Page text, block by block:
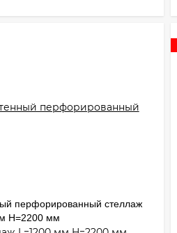
перфорированный стеллаж
H=2200 мм